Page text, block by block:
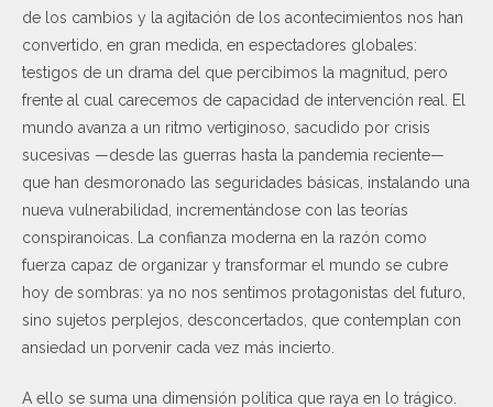
de los cambios y la agitación de los acontecimientos nos han
convertido, en gran medida, en espectadores globales:
testigos de un drama del que percibimos la magnitud, pero
frente al cual carecemos de capacidad de intervención real. El
mundo avanza a un ritmo vertiginoso, sacudido por crisis
sucesivas —desde las guerras hasta la pandemia reciente—
que han desmoronado las seguridades básicas, instalando una
nueva vulnerabilidad, incrementándose con las teorías
conspiranoicas. La confianza moderna en la razón como
fuerza capaz de organizar y transformar el mundo se cubre
hoy de sombras: ya no nos sentimos protagonistas del futuro,
sino sujetos perplejos, desconcertados, que contemplan con
ansiedad un porvenir cada vez más incierto.
A ello se suma una dimensión política que raya en lo trágico.